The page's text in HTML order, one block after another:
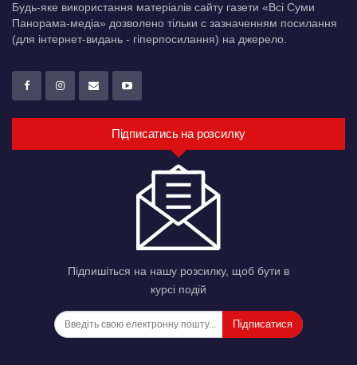
Будь-яке використання матеріалів сайту газети «Всі Суми
Панорама-медіа» дозволено тільки c зазначенням посилання
(для інтернет-видань - гіперпосилання) на джерело.
Підписатись на розсилку
Підпишіться на нашу розсилку, щоб бути в
курсі подій
Підписатися